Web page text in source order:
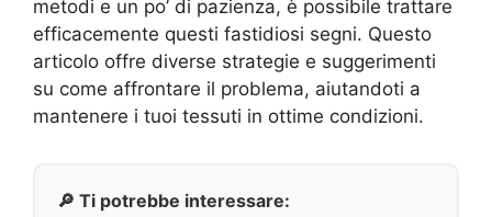
metodi e un po’ di pazienza, è possibile trattare
efficacemente questi fastidiosi segni. Questo
articolo offre diverse strategie e suggerimenti
su come affrontare il problema, aiutandoti a
mantenere i tuoi tessuti in ottime condizioni.
🔎 Ti potrebbe interessare: